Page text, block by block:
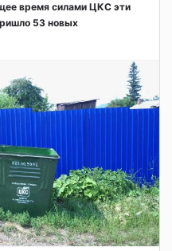
время силами ЦКС эти
53 новых